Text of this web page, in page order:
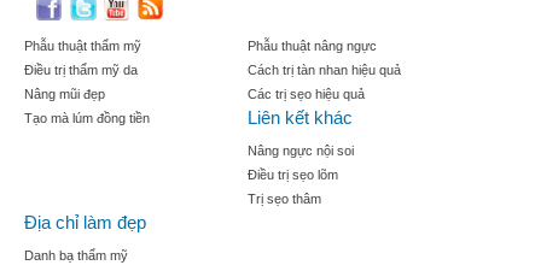
Phẫu thuật thẩm mỹ
Điều trị thẩm mỹ da
Nâng mũi đẹp
Tạo mà lúm đồng tiền
Phẫu thuật nâng ngực
Cách trị tàn nhan hiệu quả
Các trị sẹo hiệu quả
Liên kết khác
Nâng ngực nội soi
Điều trị sẹo lõm
Trị sẹo thâm
Địa chỉ làm đẹp
Danh bạ thẩm mỹ